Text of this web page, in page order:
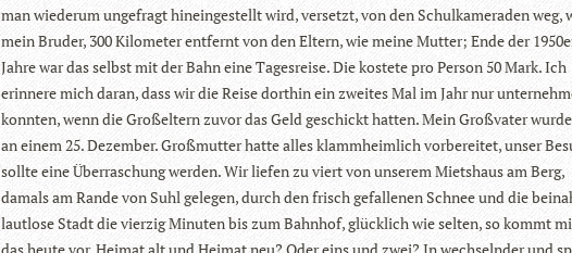
man wie­derum unge­fragt hin­ein­ge­stellt wird, ver­setzt, von den Schul­ka­me­ra­den weg,
mein Bru­der, 300 Kilo­me­ter ent­fernt von den Eltern, wie meine Mut­ter; Ende der
Jahre war das selbst mit der Bahn eine Tages­reise. Die kos­tete pro Per­son 50 Mark. Ich
erin­nere mich daran, dass wir die Reise dort­hin ein zwei­tes Mal im Jahr nur
konn­ten, wenn die Groß­el­tern zuvor das Geld geschickt hat­ten. Mein Groß­va­ter
an einem 25. Dezem­ber. Groß­mutter hatte alles klamm­heim­lich vor­be­rei­tet, unser
sollte eine Über­ra­schung wer­den. Wir lie­fen zu viert von unse­rem Miets­haus am Berg,
damals am Rande von Suhl gele­gen, durch den frisch gefal­le­nen Schnee und die
laut­lose Stadt die vier­zig Minu­ten bis zum Bahn­hof, glück­lich wie sel­ten, so kommt